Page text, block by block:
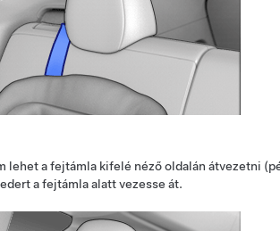
lehet a fejtámla kifelé néző oldalán átvezetni
a fejtámla alatt vezesse át.